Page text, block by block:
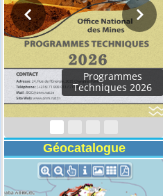
Rapport d'activités
2024
Géocatalogue